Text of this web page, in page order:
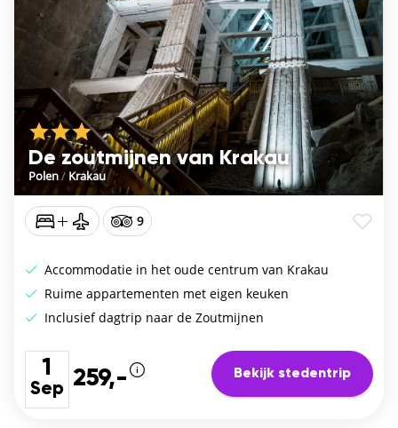
De zoutmijnen van Krakau
Polen/ Krakau
9
Accommodatie in het oude centrum van Krakau
Ruime appartementen met eigen keuken
Inclusief dagtrip naar de Zoutmijnen
1
Sep 259,- Bekijk stedentrip